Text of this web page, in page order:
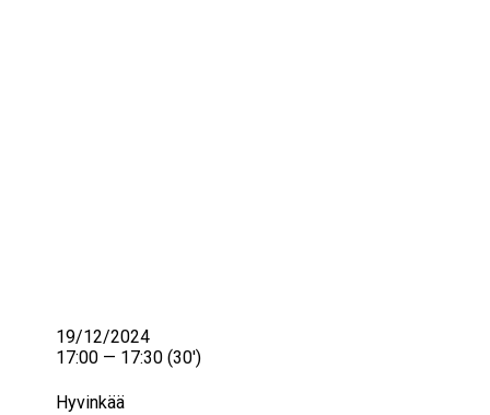
19/12/2024
17:00 — 17:30 (30′)
Hyvinkää